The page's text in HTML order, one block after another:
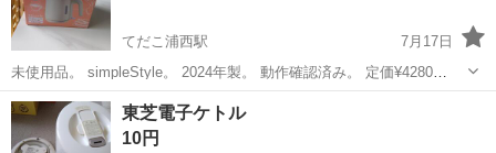
てだこ浦西駅
7月17日
未使用品。 simpleStyle。 2024年製。 動作確認済み。 定価¥4280
47RM2091
沖縄 うるま市 てだこ浦西駅
東芝電子ケトル
10円